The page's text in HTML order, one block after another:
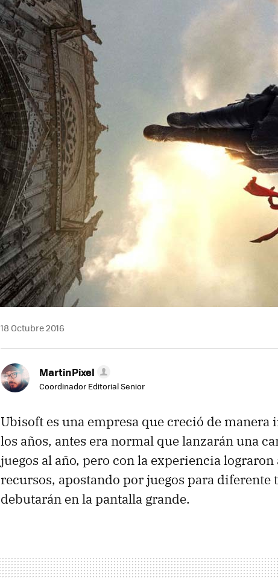
18 Octubre 2016
MartinPixel
Coordinador Editorial Senior
Ubisoft es una empresa que creció de manera
los años, antes era normal que lanzarán una
juegos al año, pero con la experiencia
recursos, apostando por juegos para
debutarán en la pantalla grande.